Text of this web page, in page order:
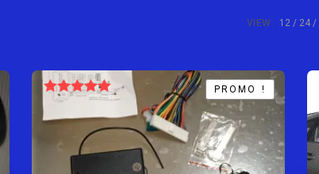
VIEW: 12 24
Note
5.00
sur 5
PROMO !
PROMO !